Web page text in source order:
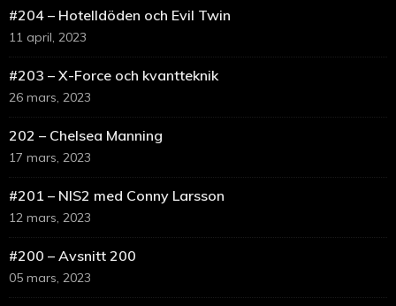
#204 – Hotelldöden och Evil Twin
11 april, 2023
#203 – X-Force och kvantteknik
26 mars, 2023
202 – Chelsea Manning
17 mars, 2023
#201 – NIS2 med Conny Larsson
12 mars, 2023
#200 – Avsnitt 200
05 mars, 2023